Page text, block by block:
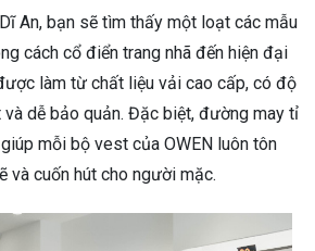
An, bạn sẽ tìm thấy một loạt các mẫu
cách cổ điển trang nhã đến hiện đại
làm từ chất liệu vải cao cấp, có độ
dễ bảo quản. Đặc biệt, đường may tỉ
mỗi bộ vest của OWEN luôn tôn
và cuốn hút cho người mặc.